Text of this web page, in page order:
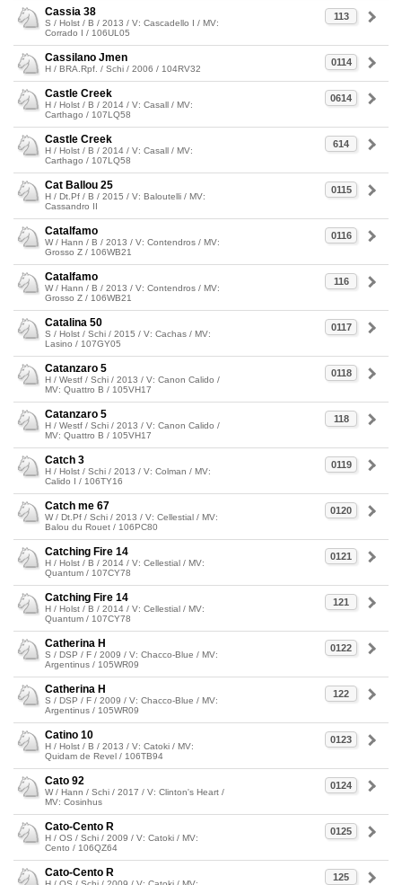
113
Cassia 38
S / Holst / B / 2013 / V: Cascadello I / MV:
Corrado I / 106UL05
0114
Cassilano Jmen
H / BRA.Rpf. / Schi / 2006 / 104RV32
0614
Castle Creek
H / Holst / B / 2014 / V: Casall / MV:
Carthago / 107LQ58
614
Castle Creek
H / Holst / B / 2014 / V: Casall / MV:
Carthago / 107LQ58
0115
Cat Ballou 25
H / Dt.Pf / B / 2015 / V: Baloutelli / MV:
Cassandro II
0116
Catalfamo
W / Hann / B / 2013 / V: Contendros / MV:
Grosso Z / 106WB21
116
Catalfamo
W / Hann / B / 2013 / V: Contendros / MV:
Grosso Z / 106WB21
0117
Catalina 50
S / Holst / Schi / 2015 / V: Cachas / MV:
Lasino / 107GY05
0118
Catanzaro 5
H / Westf / Schi / 2013 / V: Canon Calido /
MV: Quattro B / 105VH17
118
Catanzaro 5
H / Westf / Schi / 2013 / V: Canon Calido /
MV: Quattro B / 105VH17
0119
Catch 3
H / Holst / Schi / 2013 / V: Colman / MV:
Calido I / 106TY16
0120
Catch me 67
W / Dt.Pf / Schi / 2013 / V: Cellestial / MV:
Balou du Rouet / 106PC80
0121
Catching Fire 14
H / Holst / B / 2014 / V: Cellestial / MV:
Quantum / 107CY78
121
Catching Fire 14
H / Holst / B / 2014 / V: Cellestial / MV:
Quantum / 107CY78
0122
Catherina H
S / DSP / F / 2009 / V: Chacco-Blue / MV:
Argentinus / 105WR09
122
Catherina H
S / DSP / F / 2009 / V: Chacco-Blue / MV:
Argentinus / 105WR09
0123
Catino 10
H / Holst / B / 2013 / V: Catoki / MV:
Quidam de Revel / 106TB94
0124
Cato 92
W / Hann / Schi / 2017 / V: Clinton's Heart /
MV: Cosinhus
0125
Cato-Cento R
H / OS / Schi / 2009 / V: Catoki / MV:
Cento / 106QZ64
125
Cato-Cento R